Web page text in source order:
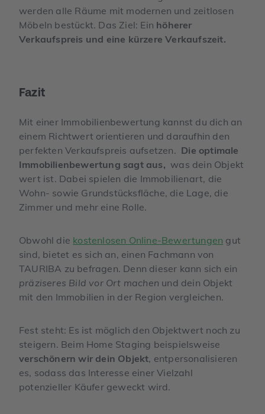
werden alle Räume mit modernen und zeitlosen
Möbeln bestückt. Das Ziel: Ein höherer
Verkaufspreis und eine kürzere Verkaufszeit.
Fazit
Mit einer Immobilienbewertung kannst du dich an
einem Richtwert orientieren und daraufhin den
perfekten Verkaufspreis aufsetzen. Die optimale
Immobilienbewertung sagt aus, was dein Objekt
wert ist. Dabei spielen die Immobilienart, die
Wohn- sowie Grundstücksfläche, die Lage, die
Zimmer und mehr eine Rolle.
Obwohl die kostenlosen Online-Bewertungen gut
sind, bietet es sich an, einen Fachmann von
TAURIBA zu befragen. Denn dieser kann sich ein
präziseres Bild vor Ort machen und dein Objekt
mit den Immobilien in der Region vergleichen.
Fest steht: Es ist möglich den Objektwert noch zu
steigern. Beim Home Staging beispielsweise
verschönern wir dein Objekt, entpersonalisieren
es, sodass das Interesse einer Vielzahl
potenzieller Käufer geweckt wird.